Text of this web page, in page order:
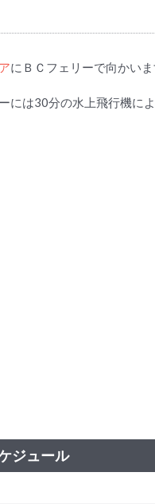
にＢＣフェリーで向かい
には30分の水上飛行機に
ジュール